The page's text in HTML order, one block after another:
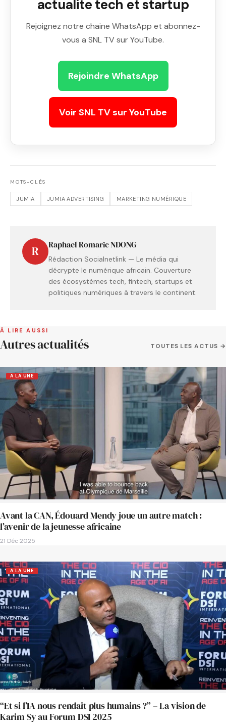
actualite tech et startup
Rejoignez notre chaine WhatsApp et abonnez-
vous a SNL TV sur YouTube.
Rejoindre WhatsApp
Voir SNL TV sur YouTube
MOTS-CLÉS
JUMIA JUMIA ADVERTISING MARKETING NUMÉRIQUE
R Raphael Romaric NDONG
Rédaction Socialnetlink — Le média qui
décrypte le numérique africain. Couverture
des écosystèmes tech, fintech, startups et
politiques numériques à travers le continent.
À LIRE AUSSI
Autres actualités TOUTES LES ACTUS →
A LA UNE
Avant la CAN, Édouard Mendy joue un autre match :
l’avenir de la jeunesse africaine
21 Déc 2025
A LA UNE
“Et si l’IA nous rendait plus humains ?” – La vision de
Karim Sy au Forum DSI 2025